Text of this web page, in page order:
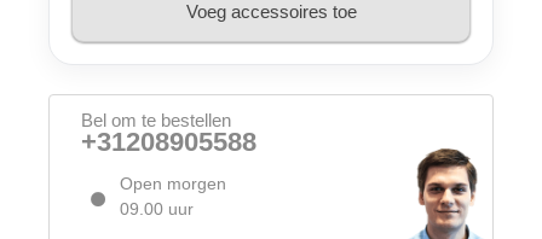
Voeg accessoires toe
Bel om te bestellen
+31208905588
Open morgen
09.00 uur